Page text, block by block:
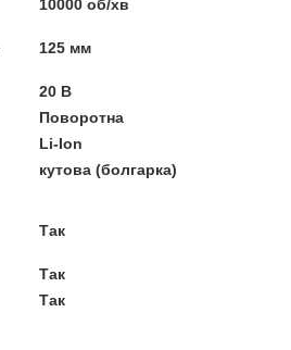
10000 об/хв
125 мм
20 В
Поворотна
Li-Ion
кутова (болгарка)
Так
Так
Так